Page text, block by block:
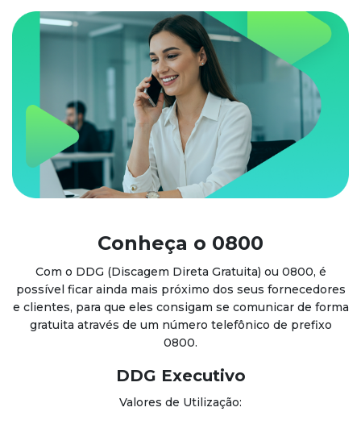
Conheça o 0800
Com o DDG (Discagem Direta Gratuita) ou 0800, é
possível ficar ainda mais próximo dos seus fornecedores
e clientes, para que eles consigam se comunicar de forma
gratuita através de um número telefônico de prefixo
0800.
DDG Executivo
Valores de Utilização: